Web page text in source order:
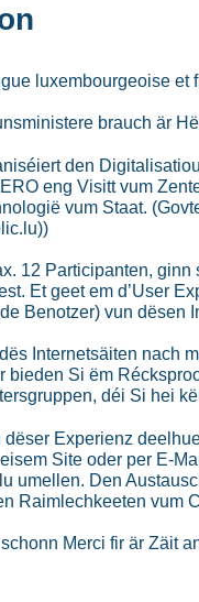
luxembourgeoise et
brauch är
den
eng Visitt vum
vum Staat.
12 Participanten, ginn
Et geet em d’User
Benotzer) vun dësen
Internetsäiten nach
bieden Si ëm
déi Si hei
Experienz
Site oder per E-
umellen. Den
Raimlechkeeten vum
Merci fir är Zäit